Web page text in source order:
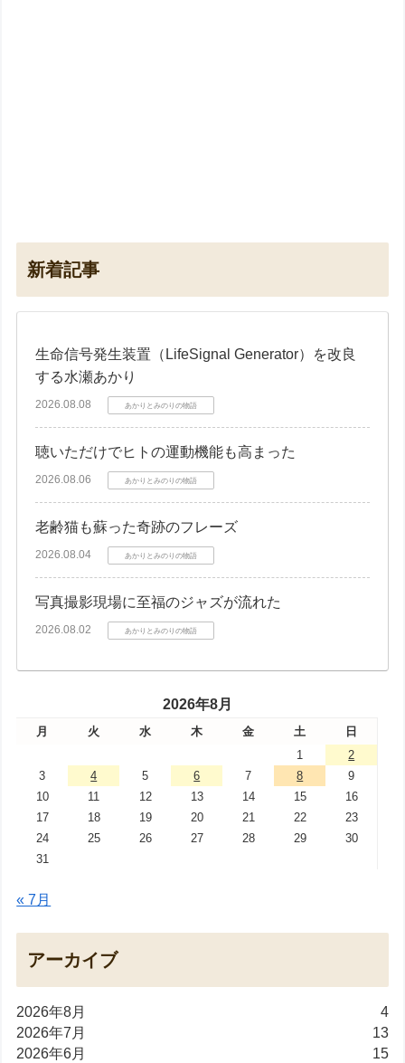
新着記事
生命信号発生装置（LifeSignal Generator）を改良
する水瀬あかり
2026.08.08 あかりとみのりの物語
聴いただけでヒトの運動機能も高まった
2026.08.06 あかりとみのりの物語
老齢猫も蘇った奇跡のフレーズ
2026.08.04 あかりとみのりの物語
写真撮影現場に至福のジャズが流れた
2026.08.02 あかりとみのりの物語
2026年8月
月 火 水 木 金 土
日
1
2
3
4 5 6 7 8
9
10
11 12 13 14 15
16
17
18 19 20 21 22
23
24
25 26 27 28 29
30
31
« 7月
アーカイブ
2026年8月
4
2026年7月
13
2026年6月
15